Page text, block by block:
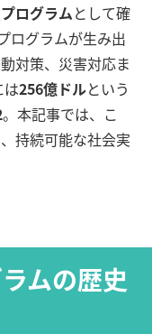
ログラムとして確
ログラムが生み出
対策、災害対応ま
256億ドルという
。本記事では、こ
持続可能な社会実
ムの歴史